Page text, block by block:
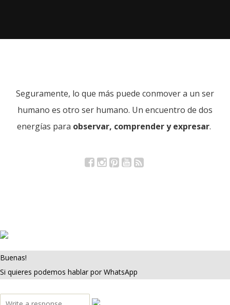
Seguramente, lo que más puede conmover a un ser
humano es otro ser humano. Un encuentro de dos
energías para observar, comprender y expresar.
FacebookInstagram
PinterestYouTube
Buenas!
Si quieres podemos hablar por WhatsApp